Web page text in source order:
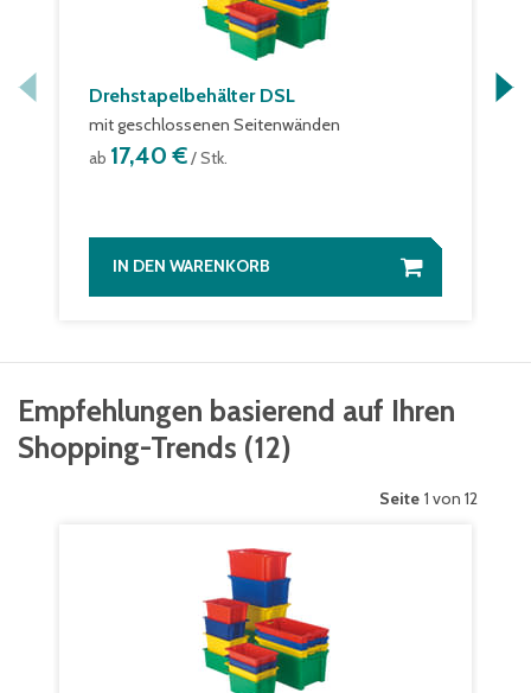
Drehstapelbehälter DSL
mit geschlossenen Seitenwänden
ab 17,40 €/ Stk.
IN DEN WARENKORB
Empfehlungen basierend auf Ihren
Shopping-Trends (12)
Seite 1 von 12